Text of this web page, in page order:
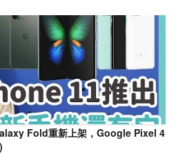
Fold重新上架，Google Pixel 4